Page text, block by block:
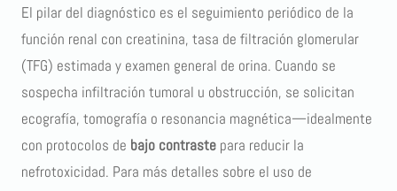
El pilar del diagnóstico es el seguimiento periódico de la
función renal con creatinina, tasa de filtración glomerular
(TFG) estimada y examen general de orina. Cuando se
sospecha infiltración tumoral u obstrucción, se solicitan
ecografía, tomografía o resonancia magnética—idealmente
con protocolos de bajo contraste para reducir la
nefrotoxicidad. Para más detalles sobre el uso de